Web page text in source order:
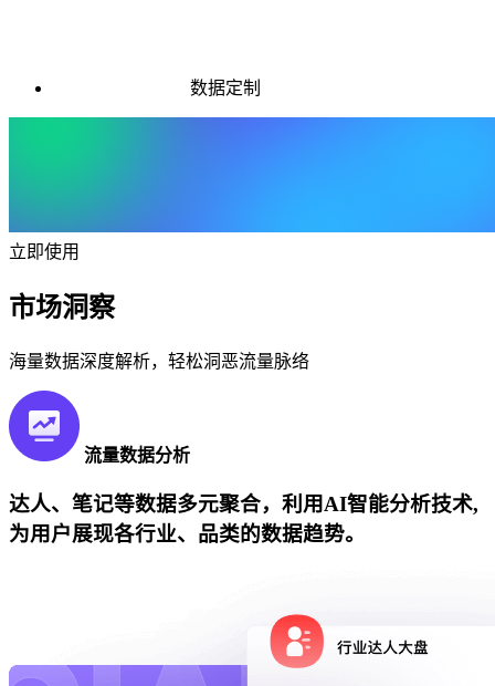
数据定制
立即使用
市场洞察
海量数据深度解析，轻松洞恶流量脉络
流量数据分析
达人、笔记等数据多元聚合，利用AI智能分析技术,
为用户展现各行业、品类的数据趋势。